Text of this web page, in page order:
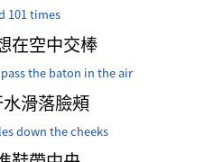
101 times
在空中交棒
the baton in the air
滑落臉頰
down the cheeks